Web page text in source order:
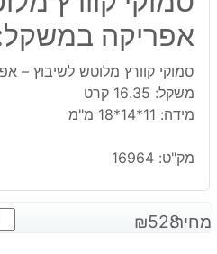
אפריקה במשקל: 16.35
סמוקי קוורץ מלוטש לשיבוץ –
משקל: 16.35 קרט
מידה: 11*14*18 מ"מ
מק"ט: 16964
מחיר: ₪528